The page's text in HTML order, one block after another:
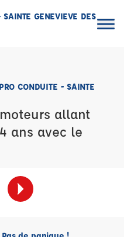
GENEVIEVE DES
CONDUITE - SAINTE
allant
ans avec le